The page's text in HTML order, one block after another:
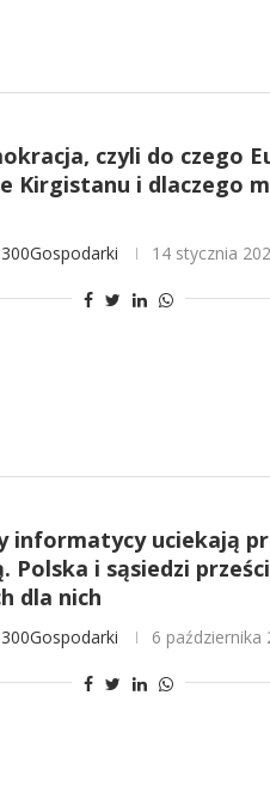
czyli do czego
Kirgistanu i dlaczego
14 stycznia
informatycy uciekają
Polska i sąsiedzi
dla nich
6 października